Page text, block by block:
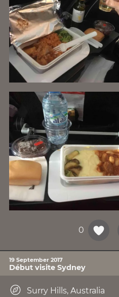
0
19 September 2017
Début visite Sydney
Surry Hills, Australia